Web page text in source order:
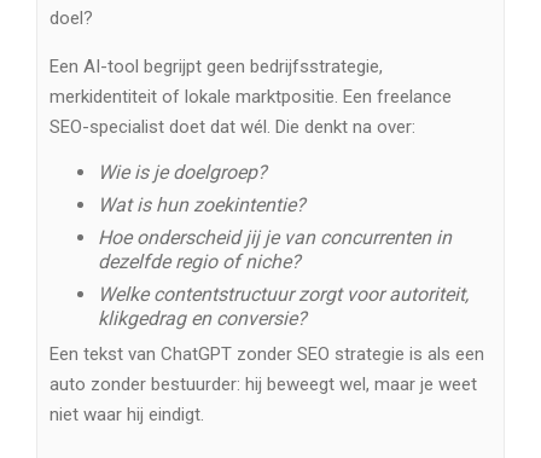
doel?
Een AI-tool begrijpt geen bedrijfsstrategie,
merkidentiteit of lokale marktpositie. Een freelance
SEO-specialist doet dat wél. Die denkt na over:
Wie is je doelgroep?
Wat is hun zoekintentie?
Hoe onderscheid jij je van concurrenten in
dezelfde regio of niche?
Welke contentstructuur zorgt voor autoriteit,
klikgedrag en conversie?
Een tekst van ChatGPT zonder SEO strategie is als een
auto zonder bestuurder: hij beweegt wel, maar je weet
niet waar hij eindigt.